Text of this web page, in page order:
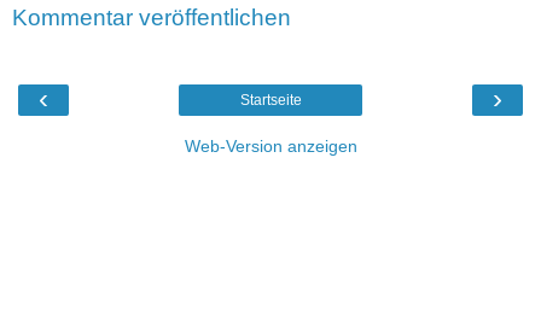
Kommentar veröffentlichen
‹ ›
Startseite
Web-Version anzeigen